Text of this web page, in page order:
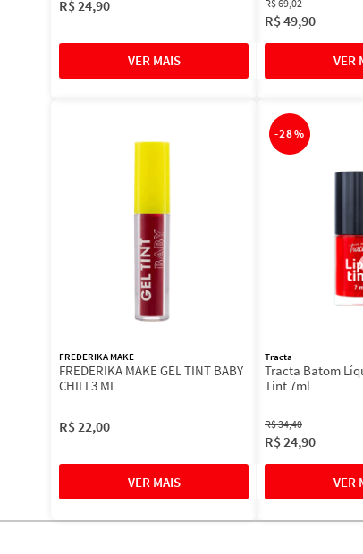
R$24,90 R$69,02
R$49,90
FREDERIKA MAKE
FREDERIKA MAKE GEL TINT BABY
CHILI 3 ML
R$22,00
-28%
Tracta
Tracta Batom
Tint 7ml
R$34,40
R$24,90